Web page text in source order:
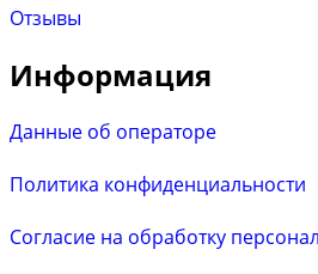
Отзывы
Информация
Данные об операторе
Политика конфиденциальности
Согласие на обработку